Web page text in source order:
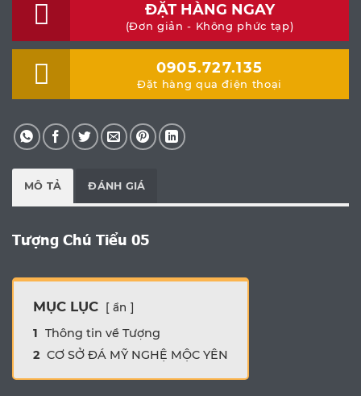
ĐẶT HÀNG NGAY
(Đơn giản - Không phức tạp)
0905.727.135
Đặt hàng qua điện thoại
MÔ TẢ ĐÁNH GIÁ
Tượng Chú Tiểu 05
MỤC LỤC ẩn
1 Thông tin về Tượng
2 CƠ SỞ ĐÁ MỸ NGHỆ MỘC YÊN